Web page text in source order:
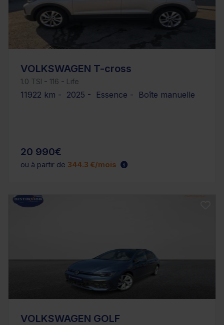
VOLKSWAGEN T-cross
1.0 TSI - 116 - Life
11922 km - 2025 - Essence - Boîte manuelle
20 990€
ou à partir de 344.3 €/mois
VOLKSWAGEN GOLF